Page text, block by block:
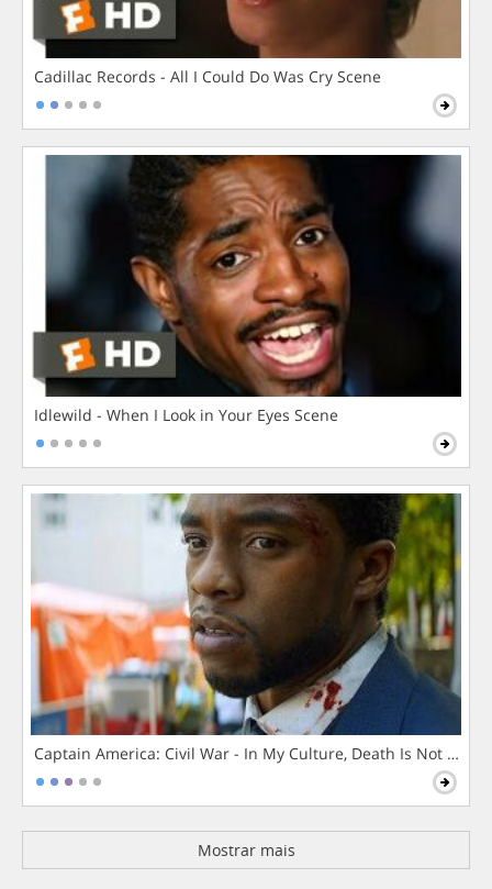
Cadillac Records - All I Could Do Was Cry Scene
Idlewild - When I Look in Your Eyes Scene
Captain America: Civil War - In My Culture, Death Is Not The
Mostrar mais